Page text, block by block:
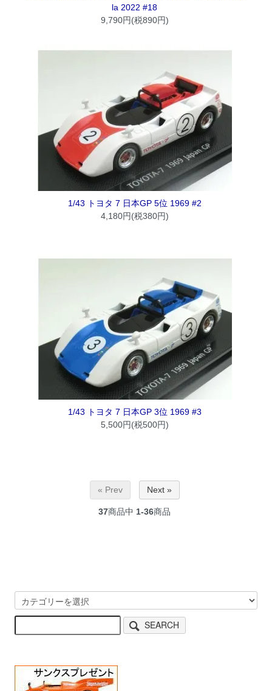
la 2022 #18
9,790円(税890円)
1/43 トヨタ 7 日本GP 5位 1969 #2
4,180円(税380円)
1/43 トヨタ 7 日本GP 3位 1969 #3
5,500円(税500円)
« Prev Next »
37商品中 1-36商品
SEARCH